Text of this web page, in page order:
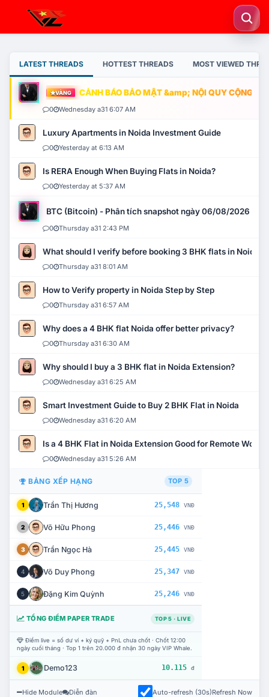
LATEST THREADS HOTTEST THREADS MOST VIEWED
VÀNG CẢNH BÁO BẢO MẬT &amp; NỘI QUY CỘNG
0 Wednesday a31 6:07 AM
Luxury Apartments in Noida Investment Guide
0 Yesterday at 6:13 AM
Is RERA Enough When Buying Flats in Noida?
0 Yesterday at 5:37 AM
BTC (Bitcoin) - Phân tích snapshot ngày 06/08/2026
0 Thursday a31 2:43 PM
What should I verify before booking 3 BHK flats in Noida?
0 Thursday a31 8:01 AM
How to Verify property in Noida Step by Step
0 Thursday a31 6:57 AM
Why does a 4 BHK flat Noida offer better privacy?
0 Thursday a31 6:30 AM
Why should I buy a 3 BHK flat in Noida Extension?
0 Wednesday a31 6:25 AM
Smart Investment Guide to Buy 2 BHK Flat in Noida
0 Wednesday a31 6:20 AM
Is a 4 BHK Flat in Noida Extension Good for Remote Work?
0 Wednesday a31 5:26 AM
BẢNG XẾP HẠNG TOP 5
1 Trần Thị Hương 25,548 VNĐ
2 Võ Hữu Phong 25,446 VNĐ
3 Trần Ngọc Hà 25,445 VNĐ
4 Võ Duy Phong 25,347 VNĐ
5 Đặng Kim Quỳnh 25,246 VNĐ
TỔNG ĐIỂM PAPER TRADE TOP 5 · LIVE
Điểm live = số dư ví + ký quỹ + PnL chưa chốt · Chốt 12:00
ngày cuối tháng · Top 1 trên 20.000 đ nhận 30 ngày VIP Whale.
1 Demo123 10.115 đ
Hide Module Diễn đàn Auto-refresh (30s)Refresh Now